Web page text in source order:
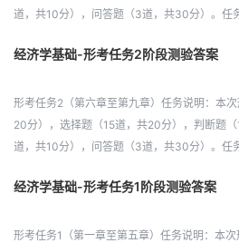
道，共10分），问答题（3道，共30分）。任
经济学基础-形考任务2阶段测验答案
形考任务2（第六章至第九章）任务说明：本
20分），选择题（15道，共20分），判断题
道，共10分），问答题（3道，共30分）。任
经济学基础-形考任务1阶段测验答案
形考任务1（第一章至第五章）任务说明：本